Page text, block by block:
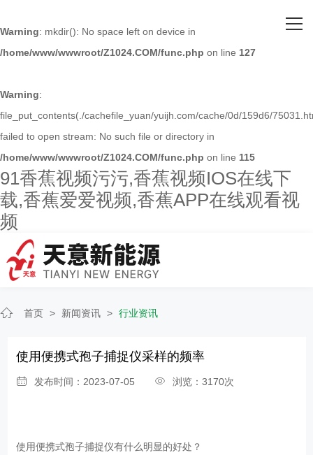
Warning: mkdir(): No space left on device in
/home/www/wwwroot/Z1024.COM/func.php on line 127
Warning:
file_put_contents(./cachefile_yuan/yuijh.com/cache/0d/159d6/
failed to open stream: No such file or directory in
/home/www/wwwroot/Z1024.COM/func.php on line 115
91香蕉视频污污,香蕉视频IOS在线下
载,香蕉爱爱视频,香蕉APP在线观看视
频
关于91香蕉视频污污
主营产品
人才招聘
新闻资讯
联系91香蕉视频污污
首页 > 新闻资讯 > 行业资讯
使用便携式孢子捕捉仪采样的频率
发布时间：2023-07-05 浏览：3170次
使用便携式孢子捕捉仪有什么明显的好处？